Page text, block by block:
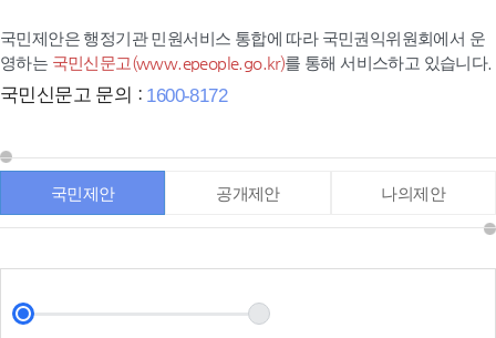
국민제안은 행정기관 민원서비스 통합에 따라 국민권익위원회에서 운
영하는 국민신문고(www.epeople.go.kr)를 통해 서비스하고 있습니다.
국민신문고 문의 : 1600-8172
국민제안 공개제안 나의제안